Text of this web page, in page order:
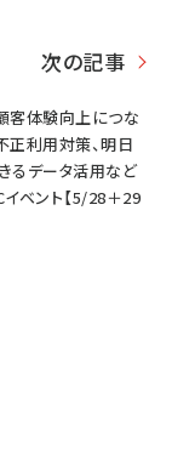
次の記事
客体験向上につな
正利用対策、明日
るデータ活用など
ベント【5/28＋29